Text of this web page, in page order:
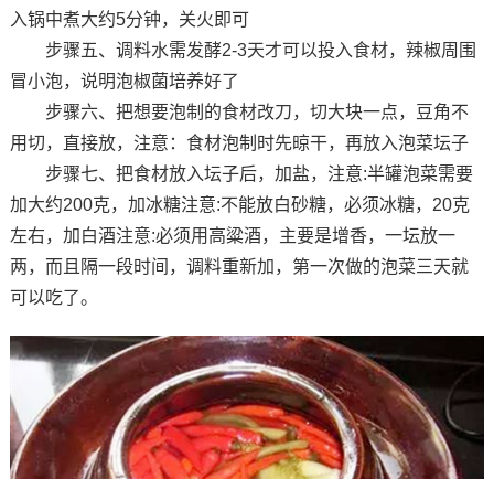
入锅中煮大约5分钟，关火即可
步骤五、调料水需发酵2-3天才可以投入食材，辣椒周围
冒小泡，说明泡椒菌培养好了
步骤六、把想要泡制的食材改刀，切大块一点，豆角不
用切，直接放，注意：食材泡制时先晾干，再放入泡菜坛子
步骤七、把食材放入坛子后，加盐，注意:半罐泡菜需要
加大约200克，加冰糖注意:不能放白砂糖，必须冰糖，20克
左右，加白酒注意:必须用高粱酒，主要是增香，一坛放一
两，而且隔一段时间，调料重新加，第一次做的泡菜三天就
可以吃了。